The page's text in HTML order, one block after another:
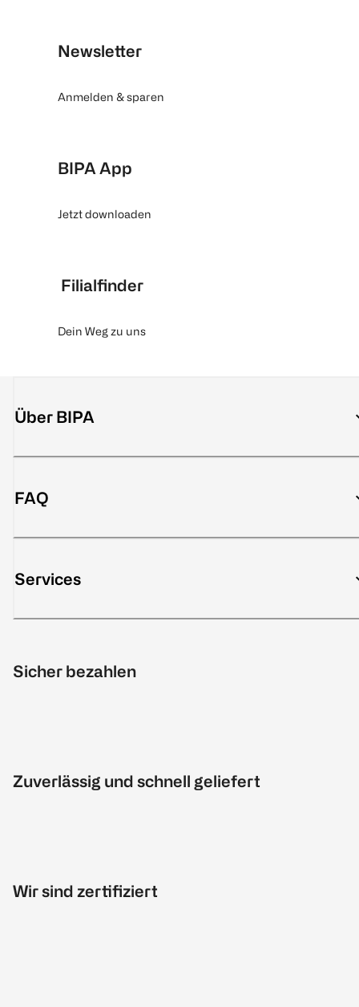
Newsletter
Anmelden & sparen
BIPA App
Jetzt downloaden
Filialfinder
Dein Weg zu uns
Über BIPA
FAQ
Services
Sicher bezahlen
Zuverlässig und schnell geliefert
Wir sind zertifiziert